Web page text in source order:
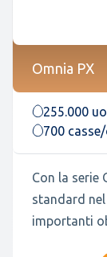
Omnia PX
255.000
700
Con la serie
standard
importanti